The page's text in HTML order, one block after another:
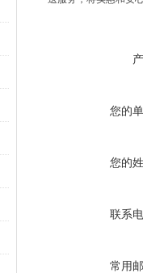
您的
您的
联系
常用